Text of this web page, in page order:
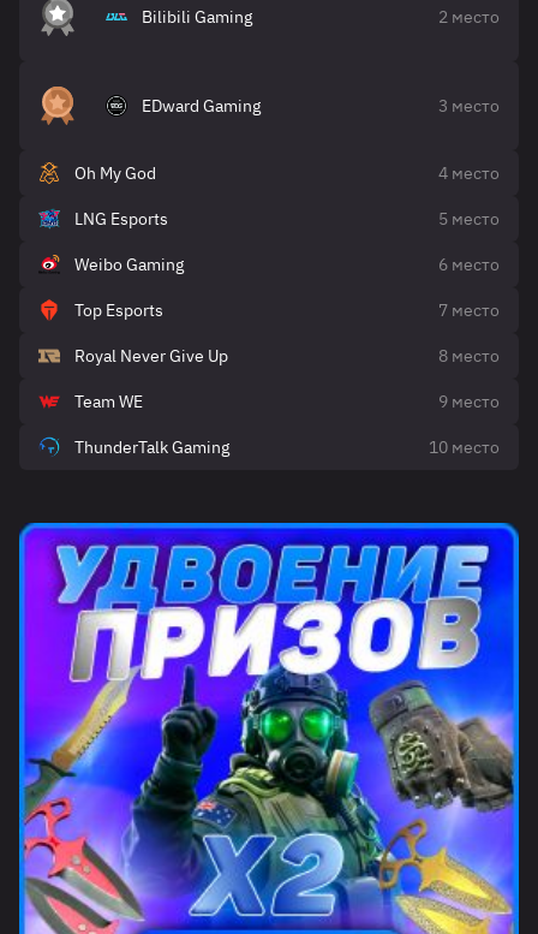
Bilibili Gaming 2 место
EDward Gaming 3 место
Oh My God 4 место
LNG Esports 5 место
Weibo Gaming 6 место
Top Esports 7 место
Royal Never Give Up 8 место
Team WE 9 место
ThunderTalk Gaming 10 место